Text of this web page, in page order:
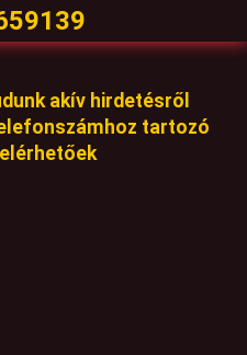
akív hirdetésről
tartozó